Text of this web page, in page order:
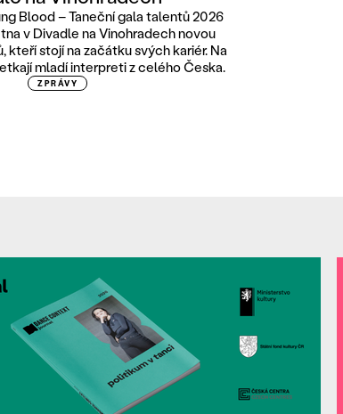
Blood – Taneční gala talentů 2026
v Divadle na Vinohradech novou
kteří stojí na začátku svých kariér. Na
mladí interpreti z celého Česka.
ZPRÁVY